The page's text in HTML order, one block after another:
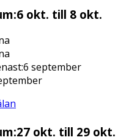
6 okt. till 8 okt.
:6 september
27 okt. till 29 okt.